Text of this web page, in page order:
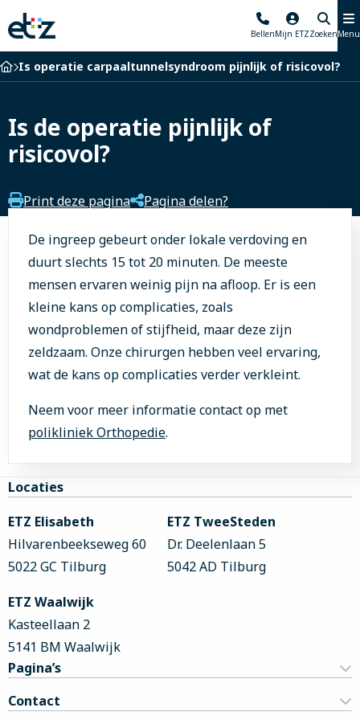
Elisabeth-
TweeSteden
Ziekenhuis
BellenMijn ETZZoekenMenu
Home
Is operatie carpaaltunnelsyndroom pijnlijk of risicovol?
Is de operatie pijnlijk of
risicovol?
Print deze pagina Pagina delen?
De ingreep gebeurt onder lokale verdoving en
duurt slechts 15 tot 20 minuten. De meeste
mensen ervaren weinig pijn na afloop. Er is een
kleine kans op complicaties, zoals
wondproblemen of stijfheid, maar deze zijn
zeldzaam. Onze chirurgen hebben veel ervaring,
wat de kans op complicaties verder verkleint.
Neem voor meer informatie contact op met
polikliniek Orthopedie.
Site
footer
Locaties
ETZ Elisabeth
Hilvarenbeekseweg 60
5022 GC Tilburg
ETZ TweeSteden
Dr. Deelenlaan 5
5042 AD Tilburg
ETZ Waalwijk
Kasteellaan 2
5141 BM Waalwijk
Pagina’s
Contact